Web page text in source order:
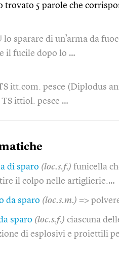
trovato 5 parole che
lo sparare di un’arma da
il fucile dopo lo …
itt.com. pesce (Diplodus
TS ittiol. pesce …
di sparo (loc.s.f.) funicella
il colpo nelle artiglierie.…
da sparo (loc.s.m.) =>
sparo (loc.s.f.) ciascuna
di esplosivi e proiettili